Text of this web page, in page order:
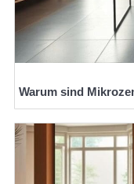
Warum sind